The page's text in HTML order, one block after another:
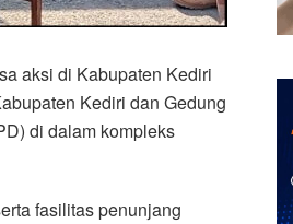
aksi di Kabupaten Kediri
Kediri dan Gedung
di dalam kompleks
fasilitas penunjang